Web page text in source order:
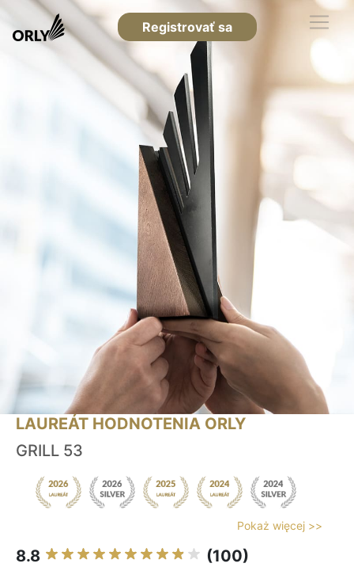
Registrovať sa
LAUREÁT HODNOTENIA ORLY
GRILL 53
Pokaż więcej >>
8.8 (100)